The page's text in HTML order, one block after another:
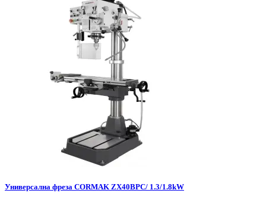
Универсална фреза CORMAK ZX40BPC/ 1.3/1.8kW